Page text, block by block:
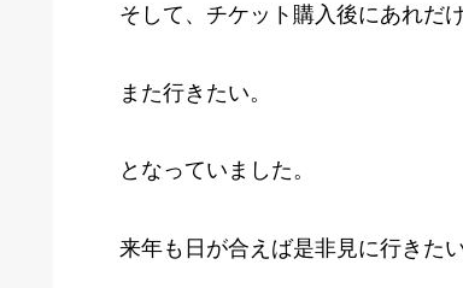
そして、チケット購入後にあれだ
また行きたい。
となっていました。
来年も日が合えば是非見に行きたい